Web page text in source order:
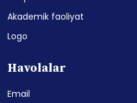
Akademik faoliyat
Logo
Havolalar
Email